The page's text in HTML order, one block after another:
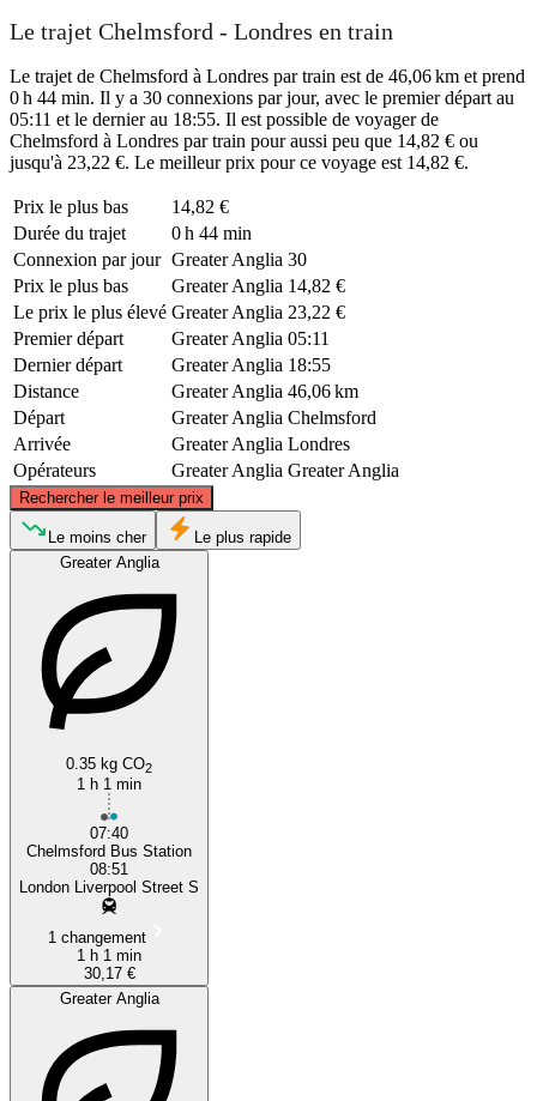
Le trajet Chelmsford - Londres en train
Le trajet de Chelmsford à Londres par train est de 46,06 km et prend
0 h 44 min. Il y a 30 connexions par jour, avec le premier départ au
05:11 et le dernier au 18:55. Il est possible de voyager de
Chelmsford à Londres par train pour aussi peu que 14,82 € ou
jusqu'à 23,22 €. Le meilleur prix pour ce voyage est 14,82 €.
Prix ​​le plus bas
14,82 €
Durée du trajet
0 h 44 min
Connexion par jour Greater Anglia 30
Prix ​​le plus bas
Greater Anglia 14,82 €
Le prix le plus élevé Greater Anglia 23,22 €
Premier départ
Greater Anglia 05:11
Dernier départ
Greater Anglia 18:55
Distance
Greater Anglia 46,06 km
Départ
Greater Anglia Chelmsford
Arrivée
Greater Anglia Londres
Opérateurs
Greater Anglia Greater Anglia
Rechercher le meilleur prix
London
© CARTO, © OpenStreetMap
Le moins cher
Le plus rapide
Greater Anglia
0.35 kg CO2
1 h 1 min
07:40
Chelmsford Bus Station
08:51
London Liverpool Street S
1 changement
1 h 1 min
30,17 €
Greater Anglia